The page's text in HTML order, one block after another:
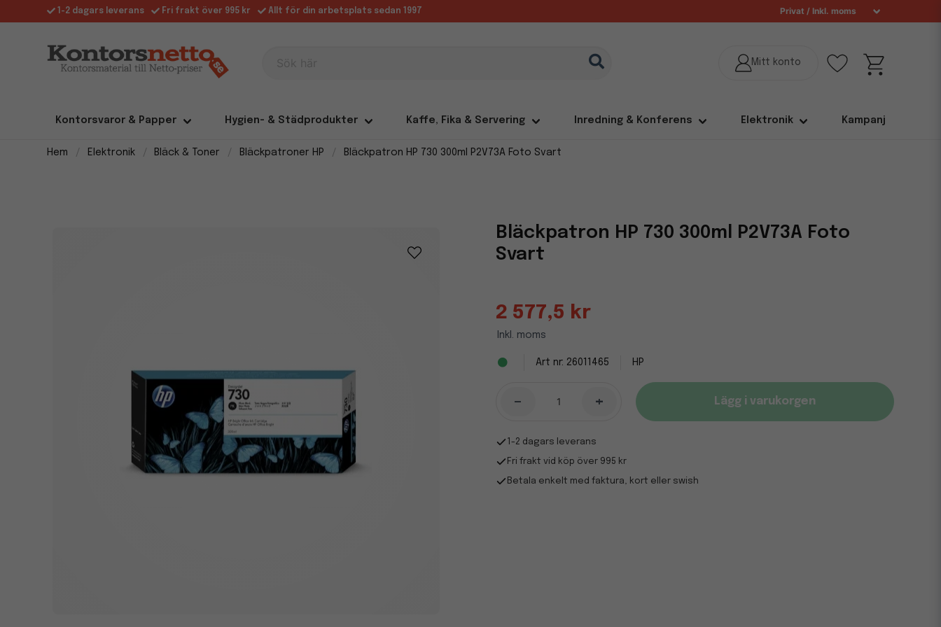
1-2 dagars leverans Fri frakt över 995 kr Allt för din arbetsplats sedan 1997
Kontorsvaror & Papper Hygien- & Städprodukter Kaffe, Fika & Servering Inredning & Konferens Elektronik Kampanj
Hem Elektronik Bläck & Toner Bläckpatroner HP Bläckpatron HP 730 300ml P2V73A Foto Svart
Bläckpatron HP 730 300ml P2V73A Foto
Svart
2 577,5 kr
Inkl. moms
26011465 HP
- + Lägg i varukorgen
1-2 dagars leverans
Fri frakt vid köp över 995 kr
Betala enkelt med faktura, kort eller swish